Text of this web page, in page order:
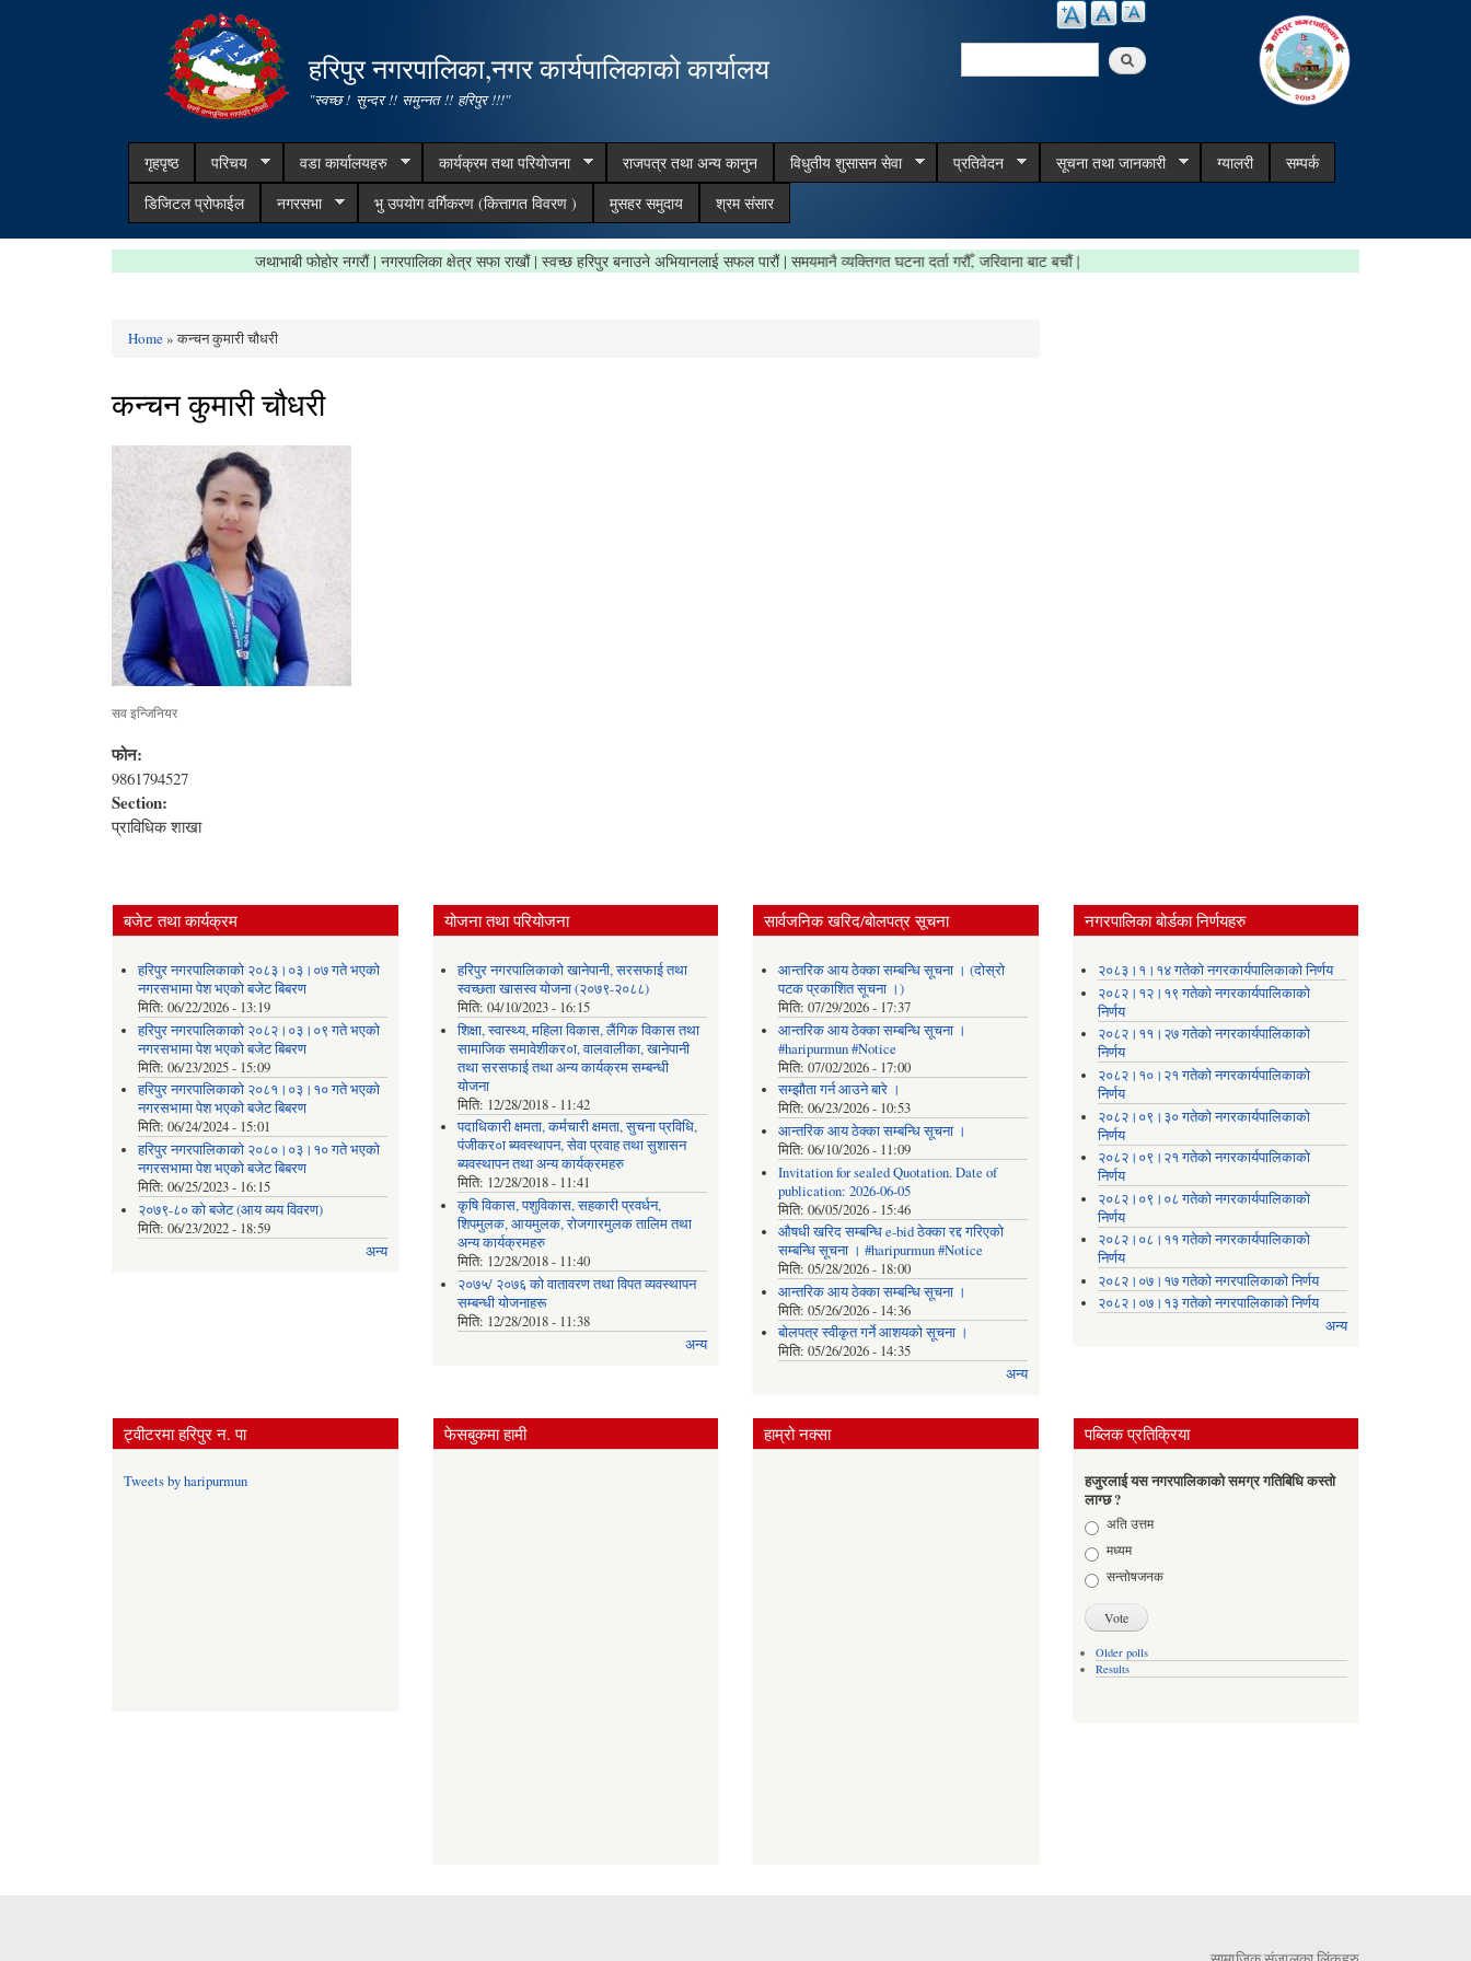
content
हरिपुर नगरपालिका,नगर कार्यपालिकाको कार्यालय
"स्वच्छ ! सुन्दर !! समुन्नत !! हरिपुर !!!"
Search
गृहपृष्ठ परिचय वडा कार्यालयहरु कार्यक्रम तथा परियोजना राजपत्र तथा अन्य कानुन विधुतीय शुसासन सेवा प्रतिवेदन सूचना तथा जानकारी ग्यालरी
सम्पर्क
डिजिटल प्रोफाईल
नगरसभा भु उपयोग वर्गिकरण (कित्तागत विवरण ) मुसहर समुदाय श्रम संसार
जथाभाबी फोहोर नगरौं | नगरपालिका क्षेत्र सफा राखौं | स्वच्छ हरिपुर बनाउने अभियानलाई सफल पारौं | समयमानै व्यक्तिगत घटना दर्ता गरौँ, जरिवाना बाट बचौं |
You are here
Home» कन्चन कुमारी चौधरी
कन्चन कुमारी चौधरी
सव इन्जिनियर
फोन:
9861794527
Section:
प्राविधिक शाखा
बजेट तथा कार्यक्रम
हरिपुर नगरपालिकाको २०८३।०३।०७ गते भएको
नगरसभामा पेश भएको बजेट बिबरण
मिति: 06/22/2026 - 13:19
हरिपुर नगरपालिकाको २०८२।०३।०९ गते भएको
नगरसभामा पेश भएको बजेट बिबरण
मिति: 06/23/2025 - 15:09
हरिपुर नगरपालिकाको २०८१।०३।१० गते भएको
नगरसभामा पेश भएको बजेट बिबरण
मिति: 06/24/2024 - 15:01
हरिपुर नगरपालिकाको २०८०।०३।१० गते भएको
नगरसभामा पेश भएको बजेट बिबरण
मिति: 06/25/2023 - 16:15
२०७९-८० को बजेट (आय व्यय विवरण)
मिति: 06/23/2022 - 18:59
अन्य
योजना तथा परियोजना
हरिपुर नगरपालिकाको खानेपानी, सरसफाई तथा
स्वच्छता खासस्व योजना (२०७९-२०८८)
मिति:04/10/2023 - 16:15
शिक्षा, स्वास्थ्य, महिला विकास, लैंगिक विकास तथा
सामाजिक समावेशीकर०ा, वालवालीका, खानेपानी
तथा सरसफाई तथा अन्य कार्यक्रम सम्बन्धी
योजना
मिति: 12/28/2018 - 11:42
पदाधिकारी क्षमता, कर्मचारी क्षमता, सुचना प्रविधि,
पंजीकर०ा ब्यवस्थापन, सेवा प्रवाह तथा सुशासन
ब्यवस्थापन तथा अन्य कार्यक्रमहरु
मिति: 12/28/2018 - 11:41
कृषि विकास, पशुविकास, सहकारी प्रवर्धन,
शिपमुलक, आयमुलक, रोजगारमुलक तालिम तथा
अन्य कार्यक्रमहरु
मिति: 12/28/2018 - 11:40
२०७५/ २०७६ को वातावरण तथा विपत व्यवस्थापन
सम्बन्धी योजनाहरू
मिति: 12/28/2018 - 11:38
अन्य
सार्वजनिक खरिद/बोलपत्र सूचना
आन्तरिक आय ठेक्का सम्बन्धि सूचना । (दोस्रो
पटक प्रकाशित सूचना ।)
मिति: 07/29/2026 - 17:37
आन्तरिक आय ठेक्का सम्बन्धि सूचना ।
#haripurmun #Notice
मिति: 07/02/2026 - 17:00
सम्झौता गर्न आउने बारे ।
मिति: 06/23/2026 - 10:53
आन्तरिक आय ठेक्का सम्बन्धि सूचना ।
मिति: 06/10/2026 - 11:09
Invitation for sealed Quotation. Date of
publication: 2026-06-05
मिति: 06/05/2026 - 15:46
औषधी खरिद सम्बन्धि e-bid ठेक्का रद्द गरिएको
सम्बन्धि सूचना । #haripurmun #Notice
मिति: 05/28/2026 - 18:00
आन्तरिक आय ठेक्का सम्बन्धि सूचना ।
मिति: 05/26/2026 - 14:36
बोलपत्र स्वीकृत गर्ने आशयको सूचना ।
मिति: 05/26/2026 - 14:35
अन्य
नगरपालिका बोर्डका निर्णयहरु
२०८३।१।१४ गतेको नगरकार्यपालिकाको निर्णय
२०८२।१२।१९ गतेको नगरकार्यपालिकाको
निर्णय
२०८२।११।२७ गतेको नगरकार्यपालिकाको
निर्णय
२०८२।१०।२१ गतेको नगरकार्यपालिकाको
निर्णय
२०८२।०९।३० गतेको नगरकार्यपालिकाको
निर्णय
२०८२।०९।२१ गतेको नगरकार्यपालिकाको
निर्णय
२०८२।०९।०८ गतेको नगरकार्यपालिकाको
निर्णय
२०८२।०८।११ गतेको नगरकार्यपालिकाको
निर्णय
२०८२।०७।१७ गतेको नगरपालिकाको निर्णय
२०८२।०७।१३ गतेको नगरपालिकाको निर्णय
अन्य
ट्वीटरमा हरिपुर न. पा
Tweets by haripurmun
फेसबुकमा हामी हाम्रो नक्सा पब्लिक प्रतिक्रिया
हजुरलाई यस नगरपालिकाको समग्र गतिबिधि कस्तो
लाग्छ ?
Choicesअति उत्तम
मध्यम
सन्तोषजनक
Older polls
Results